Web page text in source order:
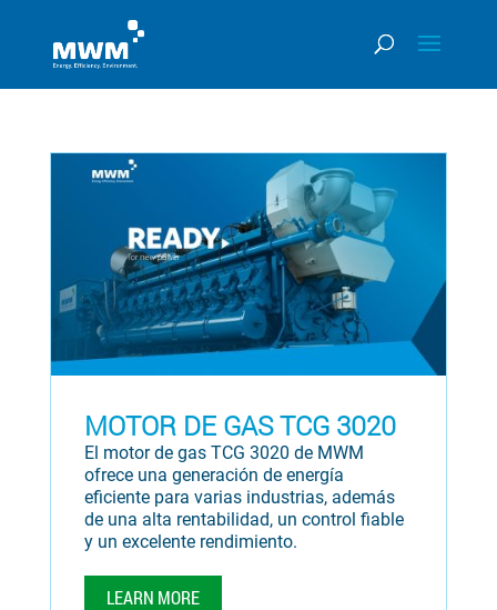
MOTOR DE GAS TCG 3020
El motor de gas TCG 3020 de MWM
ofrece una generación de energía
eficiente para varias industrias, además
de una alta rentabilidad, un control fiable
y un excelente rendimiento.
LEARN MORE